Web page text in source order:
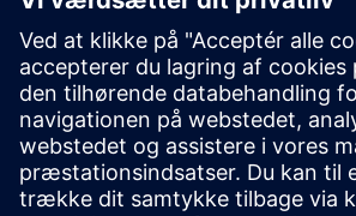
Simcenter 3D software
Håndter komplekse tekniske
forbedre simuleringseffektiviteten.
en af de mest omfattende, fuldt
løsninger.